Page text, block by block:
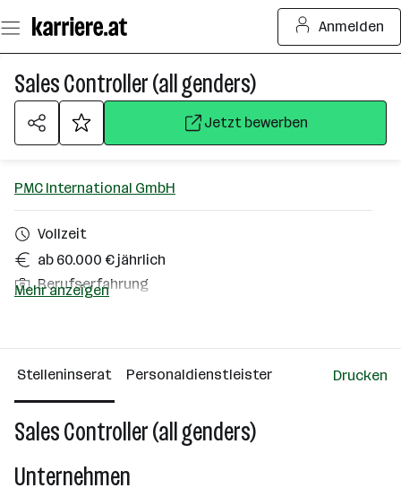
Seiteninhalt
springen
Anmelden
Sales Controller (all genders)
Jetzt bewerben
PMC International GmbH
Vollzeit
ab 60.000 € jährlich
Berufserfahrung
Wien
Mehr anzeigen
Stelleninserat Personaldienstleister Drucken
Sales Controller (all genders)
Unternehmen